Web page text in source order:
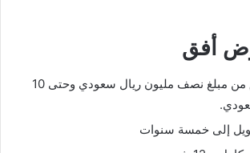
أفق
يبدأ قرض أفق من مبلغ نصف مليون ريال سعودي وحتى 10
إلى خمسة سنوات